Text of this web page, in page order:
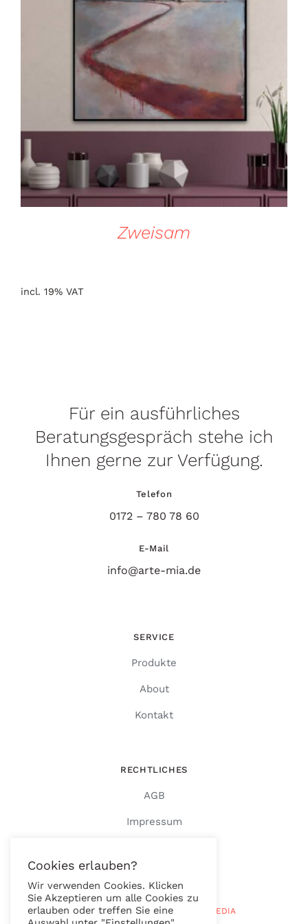
DETAILS
Zweisam
incl. 19% VAT
Für ein ausführliches
Beratungsgespräch stehe ich
Ihnen gerne zur Verfügung.
Telefon
0172 – 780 78 60
E-Mail
info@arte-mia.de
SERVICE
Produkte
About
Kontakt
RECHTLICHES
AGB
Impressum
© Copyright 2026 |RAUTENBERG MEDIA
Cookies erlauben?
Wir verwenden Cookies. Klicken
Sie Akzeptieren um alle Cookies zu
erlauben oder treffen Sie eine